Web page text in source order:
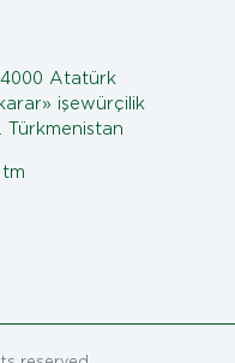
Atatürk
işewürçilik